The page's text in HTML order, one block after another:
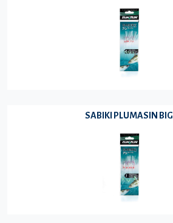
SABIKI PLUMASIN BIG